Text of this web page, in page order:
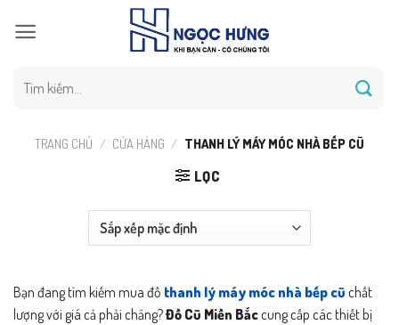
qua
kiếm:
TRANG CHỦ / CỬA HÀNG / THANH LÝ MÁY MÓC NHÀ BẾP CŨ
LỌC
Bạn đang tìm kiếm mua đồ thanh lý máy móc nhà bếp cũ chất
lượng với giá cả phải chăng?Đồ Cũ Miền Bắccung cấp các thiết bị